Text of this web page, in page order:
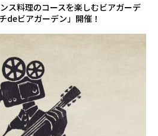
ス料理のコースを楽しむビアガーデ
deビアガーデン」開催！